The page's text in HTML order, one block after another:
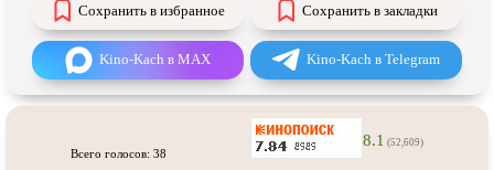
Про хакеров Про хоккей ифигурное
катание
Про шпионов
Про Юристов иАдвокатов
Псевдодокументальный Режиссёрская версия
Сверхспособности
Сохранить в избранное Сохранить в закладки
Kino-Kach в MAX Kino-Kach в Telegram
Всего голосов: 38
8.1 (52,609)